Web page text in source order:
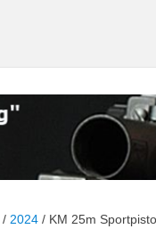
/ 2024 / KM 25m